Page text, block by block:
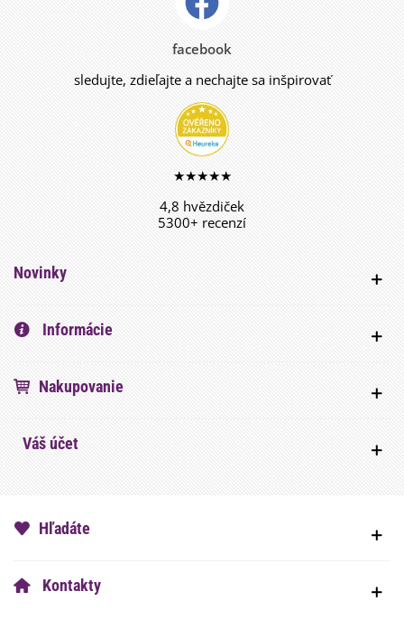
facebook
sledujte, zdieľajte a nechajte sa inšpirovať
★★★★★
4,8 hvězdiček
5300+ recenzí
Novinky
Informácie
Nakupovanie
Váš účet
Hľadáte
Kontakty